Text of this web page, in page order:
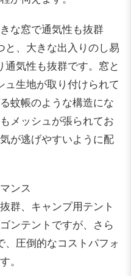
な窓で通気性も抜群
と、大きな出入りのし易
気性も抜群です。窓と
ュ生地が取り付けられて
蚊帳のような構造にな
メッシュが張られてお
が逃げやすいように配
ンス
群、キャンプ用テント
ンテントですが、さら
圧倒的なコストパフォ
。